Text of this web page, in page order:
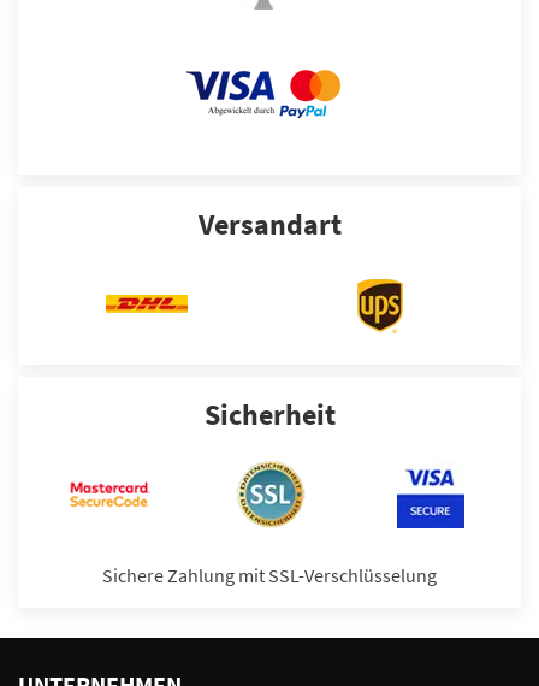
Versandart
Sicherheit
Sichere Zahlung mit SSL-Verschlüsselung